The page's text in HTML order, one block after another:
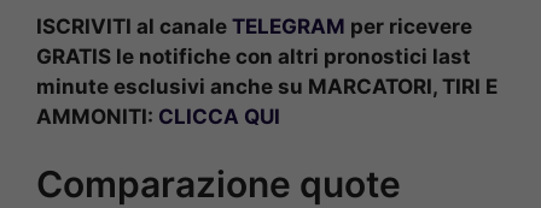
ISCRIVITI al canale TELEGRAM per ricevere
GRATIS le notifiche con altri pronostici last
minute esclusivi anche su MARCATORI, TIRI E
AMMONITI: CLICCA QUI
Comparazione quote